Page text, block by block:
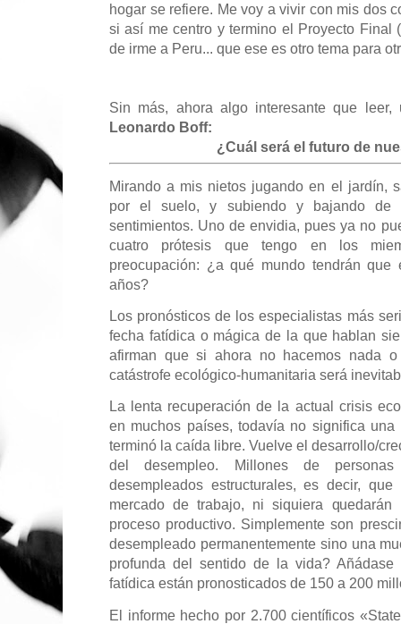
hogar se refiere. Me voy a vivir con mis dos
si así me centro y termino el Proyecto Final
de irme a Peru... que ese es otro tema para
Sin más, ahora algo interesante que
Leonardo Boff:
¿Cuál será el futuro de
Mirando a mis nietos jugando en el jardín,
por el suelo, y subiendo y bajando de
sentimientos. Uno de envidia, pues ya no
cuatro prótesis que tengo en los
preocupación: ¿a qué mundo tendrán que
años?
Los pronósticos de los especialistas más
fecha fatídica o mágica de la que hablan
afirman que si ahora no hacemos nada
catástrofe ecológico-humanitaria será
La lenta recuperación de la actual crisis
en muchos países, todavía no significa
terminó la caída libre. Vuelve el desarrollo/
del desempleo. Millones de
desempleados estructurales, es decir,
mercado de trabajo, ni siquiera
proceso productivo. Simplemente son
desempleado permanentemente sino una
profunda del sentido de la vida?
fatídica están pronosticados de 150 a 200
El informe hecho por 2.700 científicos